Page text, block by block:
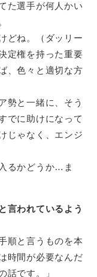
た選手が何人かい
どね。（ダッリー
定権を持った重要
、色々と適切な方
勢と一緒に、そう
でに助けになって
じゃなく、エンジ
るかどうか…ま
言われているよう
順と言うものを本
時間が必要なんだ
話です。」